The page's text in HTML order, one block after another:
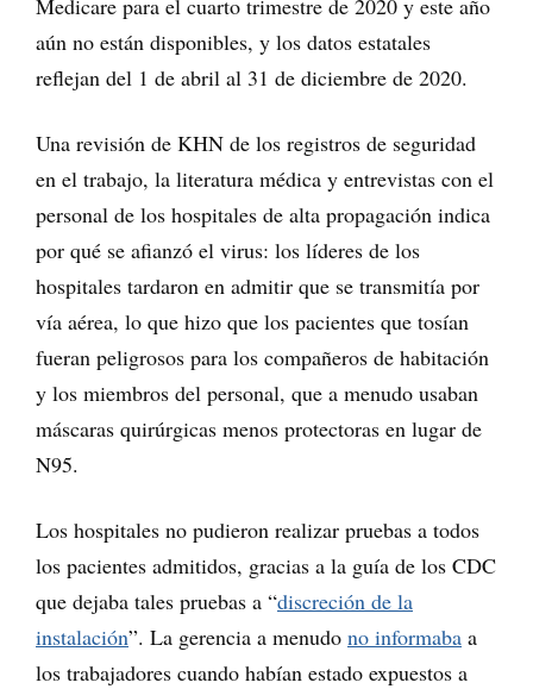
Medicare para el cuarto trimestre de 2020 y este año
aún no están disponibles, y los datos estatales
reflejan del 1 de abril al 31 de diciembre de 2020.
Una revisión de KHN de los registros de seguridad
en el trabajo, la literatura médica y entrevistas con el
personal de los hospitales de alta propagación indica
por qué se afianzó el virus: los líderes de los
hospitales tardaron en admitir que se transmitía por
vía aérea, lo que hizo que los pacientes que tosían
fueran peligrosos para los compañeros de habitación
y los miembros del personal, que a menudo usaban
máscaras quirúrgicas menos protectoras en lugar de
N95.
Los hospitales no pudieron realizar pruebas a todos
los pacientes admitidos, gracias a la guía de los CDC
que dejaba tales pruebas a “discreción de la
instalación”. La gerencia a menudo no informaba a
los trabajadores cuando habían estado expuestos a